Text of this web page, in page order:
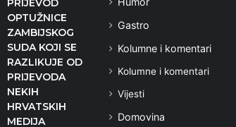
PRIJEVOD
OPTUŽNICE
ZAMBIJSKOG
SUDA KOJI SE
RAZLIKUJE OD
PRIJEVODA
NEKIH
HRVATSKIH
MEDIJA
Gastro
Kolumne i komentari
Kolumne i komentari
Vijesti
Domovina